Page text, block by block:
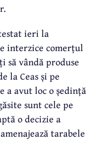
ieri la
interzice comerțul
să vândă produse
la Ceas și pe
a avut loc o ședință
sunt cele pe
o decizie a
tarabele